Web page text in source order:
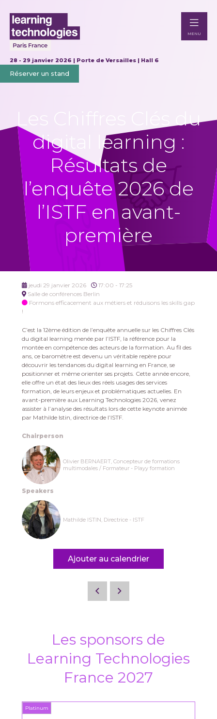
28 - 29 janvier 2026 | Porte de Versailles | Hall 6
Réserver un stand
MENU
Les Chiffres Clés du
digital learning :
Résultats de
l’enquête 2026 de
l’ISTF en avant-
première
jeudi 29 janvier 2026
17:00 - 17:25
Salle de conférences Berlin
Formons efficacement aux métiers et réduisons les skills gap
!
C’est la 12ème édition de l’enquête annuelle sur les Chiffres Clés
du digital learning menée par l’ISTF, la référence pour la
montée en compétence des acteurs de la formation. Au fil des
ans, ce baromètre est devenu un véritable repère pour
découvrir les tendances du digital learning en France, se
positionner et même orienter ses projets. Cette année encore,
elle offre un état des lieux des réels usages des services
formation, de leurs enjeux et problématiques actuelles. En
avant-première aux Learning Technologies 2026, venez
assister à l’analyse des résultats lors de cette keynote animée
par Mathilde Istin, directrice de l’ISTF.
Chairperson
Olivier BERNAERT, Concepteur de formations
multimodales / Formateur - Playy formation
Speakers
Mathilde ISTIN, Directrice - ISTF
Ajouter au calendrier
Les sponsors de
Learning Technologies
France 2027
Platinum